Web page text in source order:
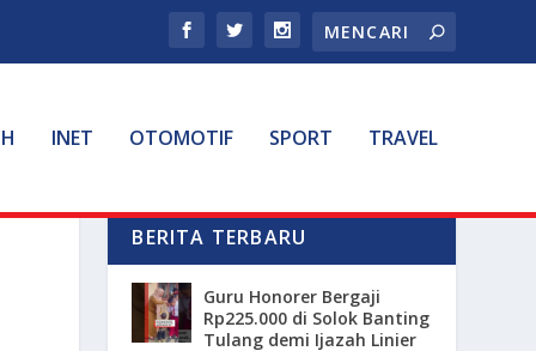
INET OTOMOTIF SPORT TRAVEL
BERITA TERBARU
Guru Honorer Bergaji
Rp225.000 di Solok Banting
Tulang demi Ijazah Linier